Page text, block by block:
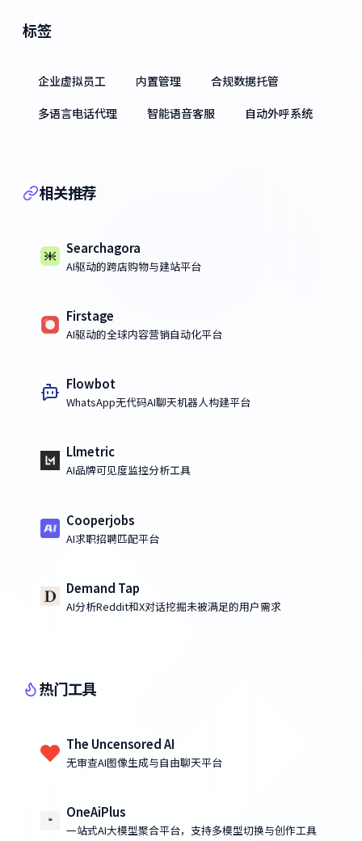
标签
企业虚拟员工 内置管理
合规数据托管
多语言电话代理
智能语音客服 自动外呼系统
相关推荐
Searchagora
AI驱动的跨店购物与建站平台
Firstage
AI驱动的全球内容营销自动化平台
Flowbot
WhatsApp无代码AI聊天机器人构建平台
Llmetric
AI品牌可见度监控分析工具
Cooperjobs
AI求职招聘匹配平台
Demand Tap
AI分析Reddit和X对话挖掘未被满足的用户需求
热门工具
The Uncensored AI
无审查AI图像生成与自由聊天平台
OneAiPlus
一站式AI大模型聚合平台，支持多模型切换与创作工具